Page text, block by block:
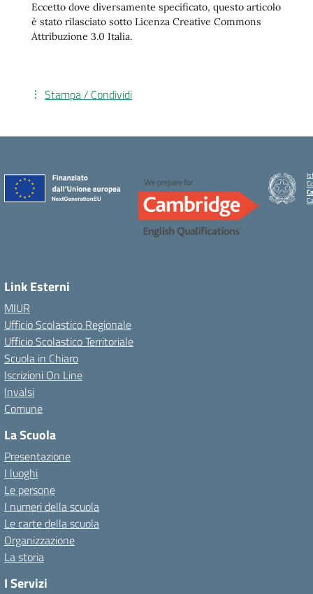
Eccetto dove diversamente specificato, questo articolo
è stato rilasciato sotto Licenza Creative Commons
Attribuzione 3.0 Italia.
Stampa / Condividi
Link Esterni
MIUR
Ufficio Scolastico Regionale
Ufficio Scolastico Territoriale
Scuola in Chiaro
Iscrizioni On Line
Invalsi
Comune
La Scuola
Presentazione
I luoghi
Le persone
I numeri della scuola
Le carte della scuola
Organizzazione
La storia
I Servizi